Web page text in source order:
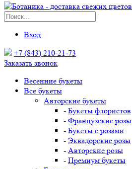
Вход
+7 (843) 210-21-73
Заказать звонок
Весенние букеты
Все букеты
Авторские букеты
- Букеты флористов
- Французские розы
- Букеты с розами
- Эквадорские розы
- Авторские розы
- Премиум букеты